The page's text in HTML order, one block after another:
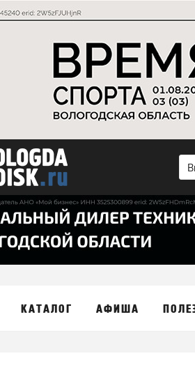
КАТАЛОГ АФИША